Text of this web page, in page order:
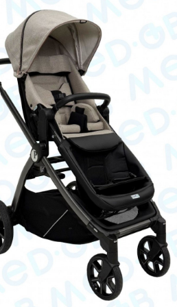
оборудование
для инвалидов